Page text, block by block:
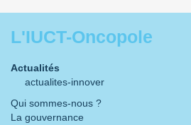
L'IUCT-Oncopole
Actualités
actualites-innover
Qui sommes-nous ?
La gouvernance